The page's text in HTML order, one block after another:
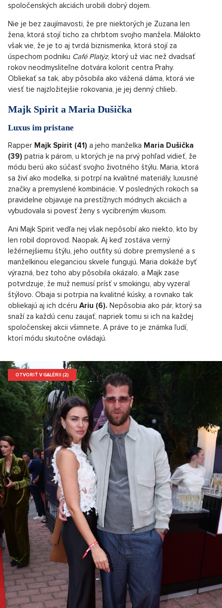
spoločenských akciách urobili dobrý dojem.
Nie je bez zaujímavosti, že pre niektorých je Zuzana len
žena, ktorá stojí ticho za chrbtom svojho manžela. Málokto
však vie, že je to aj tvrdá biznismenka, ktorá stojí za
úspechom podniku Café Platýz, ktorý už viac než dvadsať
rokov neodmysliteľne dotvára kolorit centra Prahy.
Obliekať sa tak, aby pôsobila ako vážená dáma, ktorá vie
viesť tie najzložitejšie rokovania, je jej denný chlieb.
Majk Spirit a Maria Dušička
Luxus im pristane
Rapper Majk Spirit (41) a jeho manželka Maria Dušička
(39) patria k párom, u ktorých je na prvý pohľad vidieť, že
módu berú ako súčasť svojho životného štýlu. Maria, ktorá
sa živí ako modelka, si potrpí na kvalitné materiály, luxusné
značky a premyslené kombinácie. V posledných rokoch sa
pravidelne objavuje na prestížnych módnych akciách a
vybudovala si povesť ženy s vycibreným vkusom.
Ani Majk Spirit vedľa nej však nepôsobí ako niekto, kto by
len robil doprovod. Naopak. Aj keď zostáva verný
ležérnejšiemu štýlu, jeho outfity sú dobre premyslené a s
manželkinou eleganciou skvele fungujú. Maria dokáže byť
výrazná, bez toho aby pôsobila okázalo, a Majk zase
potvrdzuje, že muž nemusí prísť v smokingu, aby vyzeral
štýlovo. Obaja si potrpia na kvalitné kúsky, a rovnako tak
obliekajú aj ich dcéru Ariu (6). Nepôsobia ako pár, ktorý sa
snaží za každú cenu zaujať, napriek tomu si ich na každej
spoločenskej akcii všimnete. A práve to je známka ľudí,
ktorí módu skutočne ovládajú.
OTVORIŤ V GALÉRII (2)